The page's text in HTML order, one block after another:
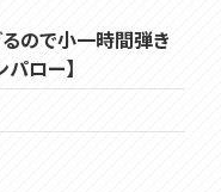
るので小一時間弾き
ロー】